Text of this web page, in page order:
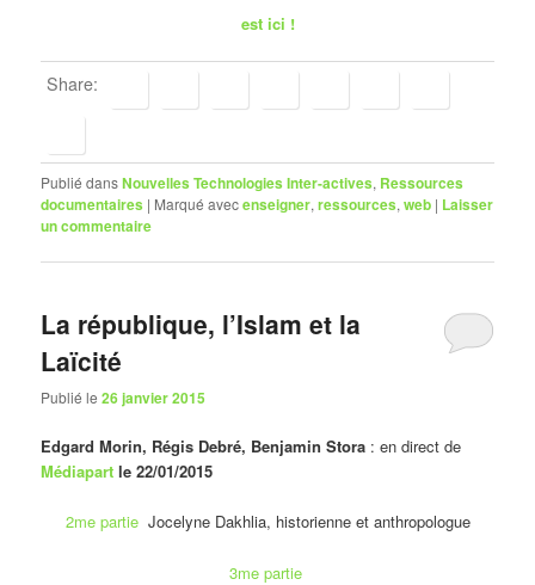
est ici !
Share:
Publié dansNouvelles Technologies Inter-actives, Ressources
documentaires | Marqué avecenseigner,ressources,web | Laisser
un commentaire
La république, l’Islam et la
Laïcité
Publié le26 janvier 2015
Edgard Morin, Régis Debré, Benjamin Stora : en direct de
Médiapart le 22/01/2015
2me partieJocelyne Dakhlia, historienne et anthropologue
3me partie